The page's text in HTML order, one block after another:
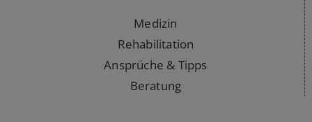
Medizin
Rehabilitation
Ansprüche & Tipps
Beratung